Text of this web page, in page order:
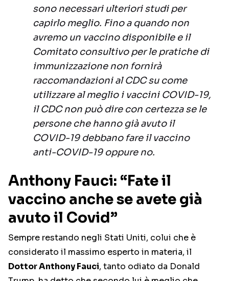
sono necessari ulteriori studi per
capirlo meglio. Fino a quando non
avremo un vaccino disponibile e il
Comitato consultivo per le pratiche di
immunizzazione non fornirà
raccomandazioni al CDC su come
utilizzare al meglio i vaccini COVID-19,
il CDC non può dire con certezza se le
persone che hanno già avuto il
COVID-19 debbano fare il vaccino
anti-COVID-19 oppure no.
Anthony Fauci: “Fate il
vaccino anche se avete già
avuto il Covid”
Sempre restando negli Stati Uniti, colui che è
considerato il massimo esperto in materia, il
Dottor Anthony Fauci, tanto odiato da Donald